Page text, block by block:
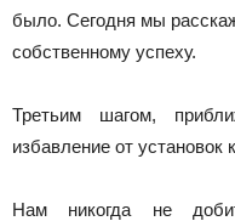
было. Сегодня мы
собственному успеху.
Третьим шагом,
избавление от установок
Нам никогда не